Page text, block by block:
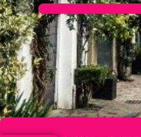
Ver post de África